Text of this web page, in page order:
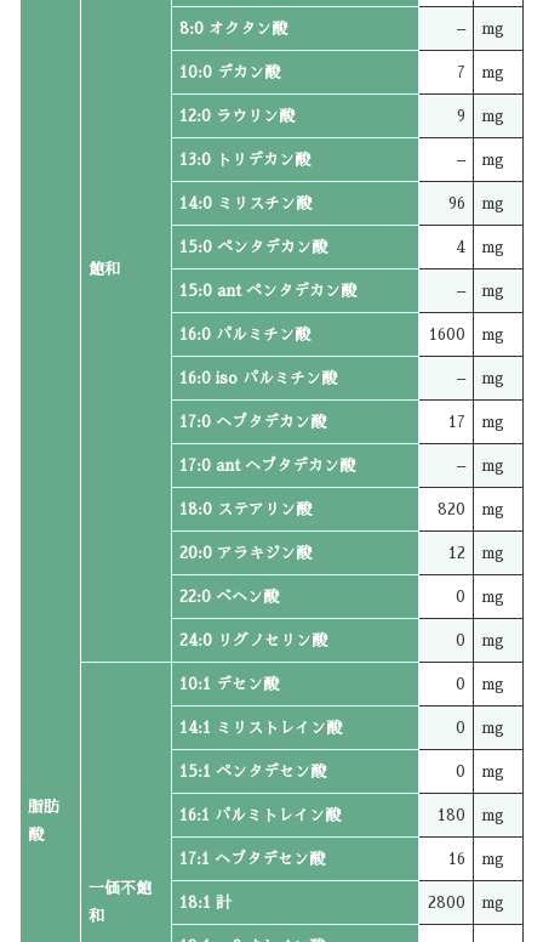
脂肪
酸
飽和
8:0 オクタン酸 – mg
10:0 デカン酸 7 mg
12:0 ラウリン酸 9 mg
13:0 トリデカン酸 – mg
14:0 ミリスチン酸 96 mg
15:0 ペンタデカン酸 4 mg
15:0 ant ペンタデカン酸 – mg
16:0 パルミチン酸 1600 mg
16:0 iso パルミチン酸 – mg
17:0 ヘプタデカン酸 17 mg
17:0 ant ヘプタデカン酸 – mg
18:0 ステアリン酸 820 mg
20:0 アラキジン酸 12 mg
22:0 ベヘン酸 0 mg
24:0 リグノセリン酸 0 mg
一価不飽
和
10:1 デセン酸 0 mg
14:1 ミリストレイン酸 0 mg
15:1 ペンタデセン酸 0 mg
16:1 パルミトレイン酸 180 mg
17:1 ヘプタデセン酸 16 mg
18:1 計 2800 mg